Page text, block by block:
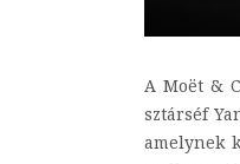
A Moët &
sztárséf
amelynek